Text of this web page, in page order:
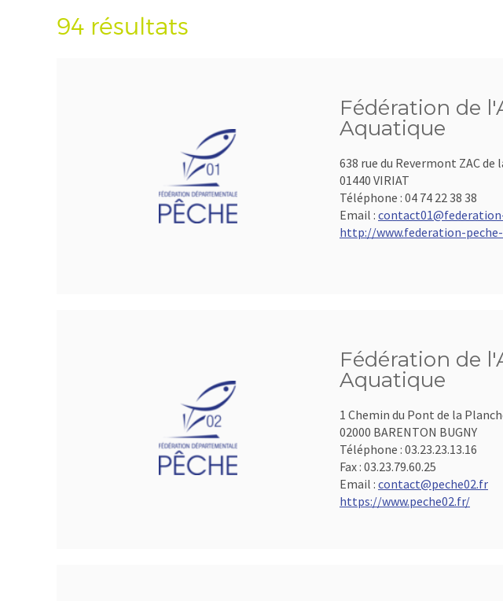
94 résultats
Fédération de
Aquatique
638 rue du Revermont ZAC de
01440 VIRIAT
Téléphone : 04 74 22 38 38
Email :
http://www.federation-
Fédération de
Aquatique
1 Chemin du Pont de la
02000 BARENTON BUGNY
Téléphone : 03.23.23.13.16
Fax : 03.23.79.60.25
Email : contact@peche02.fr
https://www.peche02.fr/